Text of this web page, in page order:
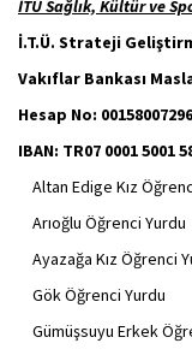
İTÜ Sağlık, Kültür ve
İ.T.Ü. Strateji
Vakıflar Bankası
Hesap No:
IBAN: TR07 0001 5001
Altan Edige Kız
Arıoğlu Öğrenci Yurdu
Ayazağa Kız Öğrenci
Gök Öğrenci Yurdu
Gümüşsuyu Erkek